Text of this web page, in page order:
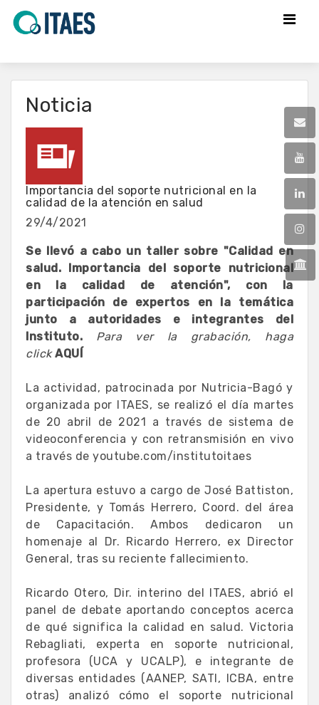
Noticia
Importancia del soporte nutricional en la
calidad de la atención en salud
29/4/2021
Se llevó a cabo un taller sobre "Calidad en
salud. Importancia del soporte nutricional
en la calidad de atención", con la
participación de expertos en la temática
junto a autoridades e integrantes del
Instituto. Para ver la grabación, haga
click AQUÍ
La actividad, patrocinada por Nutricia-Bagó y
organizada por ITAES, se realizó el día martes
de 20 abril de 2021 a través de sistema de
videoconferencia y con retransmisión en vivo
a través de youtube.com/institutoitaes
La apertura estuvo a cargo de José Battiston,
Presidente, y Tomás Herrero, Coord. del área
de Capacitación. Ambos dedicaron un
homenaje al Dr. Ricardo Herrero, ex Director
General, tras su reciente fallecimiento.
Ricardo Otero, Dir. interino del ITAES, abrió el
panel de debate aportando conceptos acerca
de qué significa la calidad en salud. Victoria
Rebagliati, experta en soporte nutricional,
profesora (UCA y UCALP), e integrante de
diversas entidades (AANEP, SATI, ICBA, entre
otras) analizó cómo el soporte nutricional